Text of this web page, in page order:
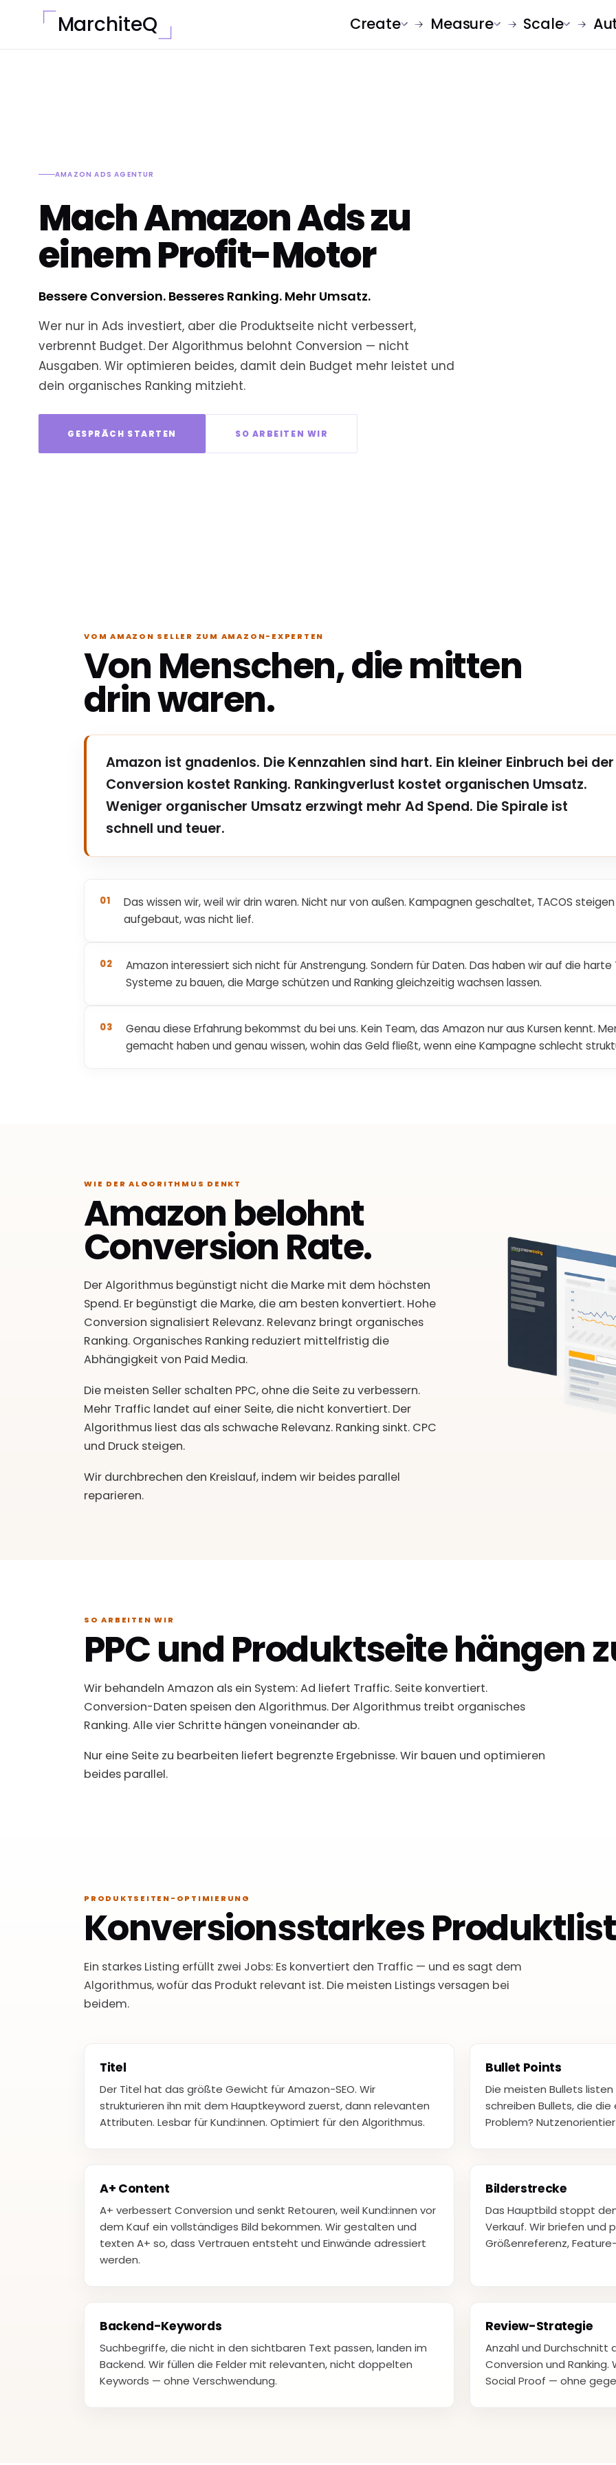
MarchiteQ Create Measure Scale
AMAZON ADS AGENTUR
Mach Amazon Ads zu
einem Profit-Motor
Bessere Conversion. Besseres Ranking. Mehr Umsatz.
Wer nur in Ads investiert, aber die Produktseite nicht verbessert,
verbrennt Budget. Der Algorithmus belohnt Conversion — nicht
Ausgaben. Wir optimieren beides, damit dein Budget mehr leistet und
dein organisches Ranking mitzieht.
GESPRÄCH STARTEN SO ARBEITEN WIR
VOM AMAZON SELLER ZUM AMAZON-EXPERTEN
Von Menschen, die mitten
drin waren.
Amazon ist gnadenlos. Die Kennzahlen sind hart. Ein kleiner Einbruch bei der
Conversion kostet Ranking. Rankingverlust kostet organischen Umsatz.
Weniger organischer Umsatz erzwingt mehr Ad Spend. Die Spirale ist
schnell und teuer.
01
Das wissen wir, weil wir drin waren. Nicht nur von außen. Kampagnen geschaltet, TACOS
aufgebaut, was nicht lief.
02
Amazon interessiert sich nicht für Anstrengung. Sondern für Daten. Das haben wir auf die
Systeme zu bauen, die Marge schützen und Ranking gleichzeitig wachsen lassen.
03
Genau diese Erfahrung bekommst du bei uns. Kein Team, das Amazon nur aus Kursen kennt.
gemacht haben und genau wissen, wohin das Geld fließt, wenn eine Kampagne schlecht
WIE DER ALGORITHMUS DENKT
Amazon belohnt
Conversion Rate.
Der Algorithmus begünstigt nicht die Marke mit dem höchsten
Spend. Er begünstigt die Marke, die am besten konvertiert. Hohe
Conversion signalisiert Relevanz. Relevanz bringt organisches
Ranking. Organisches Ranking reduziert mittelfristig die
Abhängigkeit von Paid Media.
Die meisten Seller schalten PPC, ohne die Seite zu verbessern.
Mehr Traffic landet auf einer Seite, die nicht konvertiert. Der
Algorithmus liest das als schwache Relevanz. Ranking sinkt. CPC
und Druck steigen.
Wir durchbrechen den Kreislauf, indem wir beides parallel
reparieren.
SO ARBEITEN WIR
PPC und Produktseite hängen
Wir behandeln Amazon als ein System: Ad liefert Traffic. Seite konvertiert.
Conversion-Daten speisen den Algorithmus. Der Algorithmus treibt organisches
Ranking. Alle vier Schritte hängen voneinander ab.
Nur eine Seite zu bearbeiten liefert begrenzte Ergebnisse. Wir bauen und optimieren
beides parallel.
PRODUKTSEITEN-OPTIMIERUNG
Konversionsstarkes
Ein starkes Listing erfüllt zwei Jobs: Es konvertiert den Traffic — und es sagt dem
Algorithmus, wofür das Produkt relevant ist. Die meisten Listings versagen bei
beidem.
Titel
Der Titel hat das größte Gewicht für Amazon-SEO. Wir
strukturieren ihn mit dem Hauptkeyword zuerst, dann relevanten
Attributen. Lesbar für Kund:innen. Optimiert für den Algorithmus.
Bullet Points
Die meisten Bullets
schreiben Bullets, die
Problem?
A+ Content
A+ verbessert Conversion und senkt Retouren, weil Kund:innen vor
dem Kauf ein vollständiges Bild bekommen. Wir gestalten und
texten A+ so, dass Vertrauen entsteht und Einwände adressiert
werden.
Bilderstrecke
Das Hauptbild stoppt
Verkauf. Wir briefen und
Größenreferenz,
Backend-Keywords
Suchbegriffe, die nicht in den sichtbaren Text passen, landen im
Backend. Wir füllen die Felder mit relevanten, nicht doppelten
Keywords — ohne Verschwendung.
Review-Strategie
Anzahl und Durchschnitt
Conversion und
Social Proof — ohne